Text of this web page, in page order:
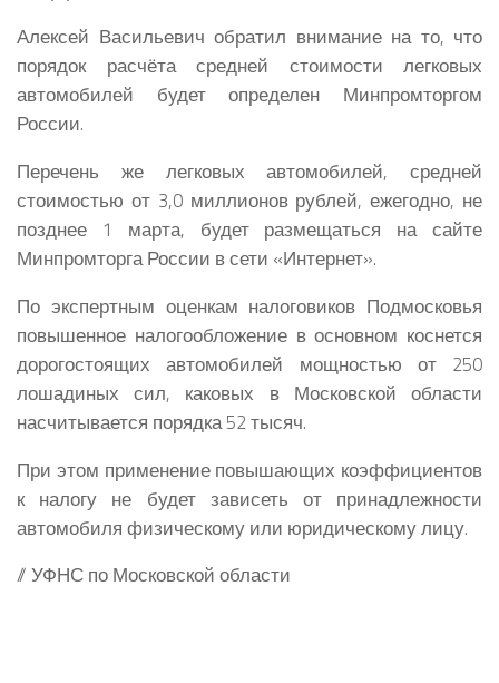
Алексей Васильевич обратил внимание на то, что
порядок расчёта средней стоимости легковых
автомобилей будет определен Минпромторгом
России.
Перечень же легковых автомобилей, средней
стоимостью от 3,0 миллионов рублей, ежегодно, не
позднее 1 марта, будет размещаться на сайте
Минпромторга России в сети «Интернет».
По экспертным оценкам налоговиков Подмосковья
повышенное налогообложение в основном коснется
дорогостоящих автомобилей мощностью от 250
лошадиных сил, каковых в Московской области
насчитывается порядка 52 тысяч.
При этом применение повышающих коэффициентов
к налогу не будет зависеть от принадлежности
автомобиля физическому или юридическому лицу.
// УФНС по Московской области